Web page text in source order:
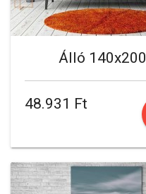
Álló 140x200
48.931 Ft